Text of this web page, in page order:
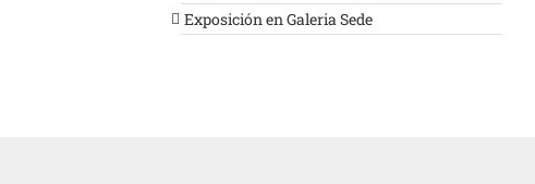
Exposición en Galeria Sede